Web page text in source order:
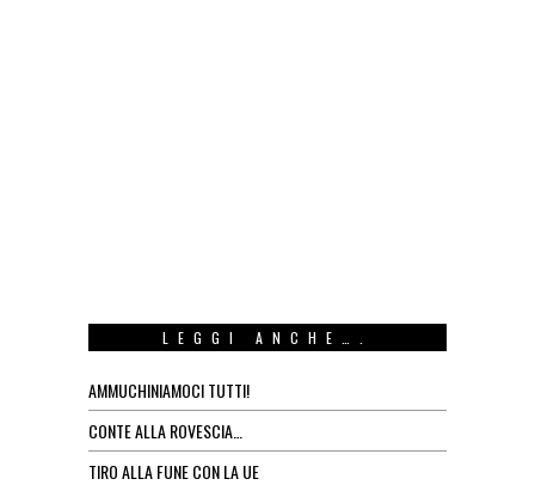
LEGGI ANCHE….
AMMUCHINIAMOCI TUTTI!
CONTE ALLA ROVESCIA…
TIRO ALLA FUNE CON LA UE